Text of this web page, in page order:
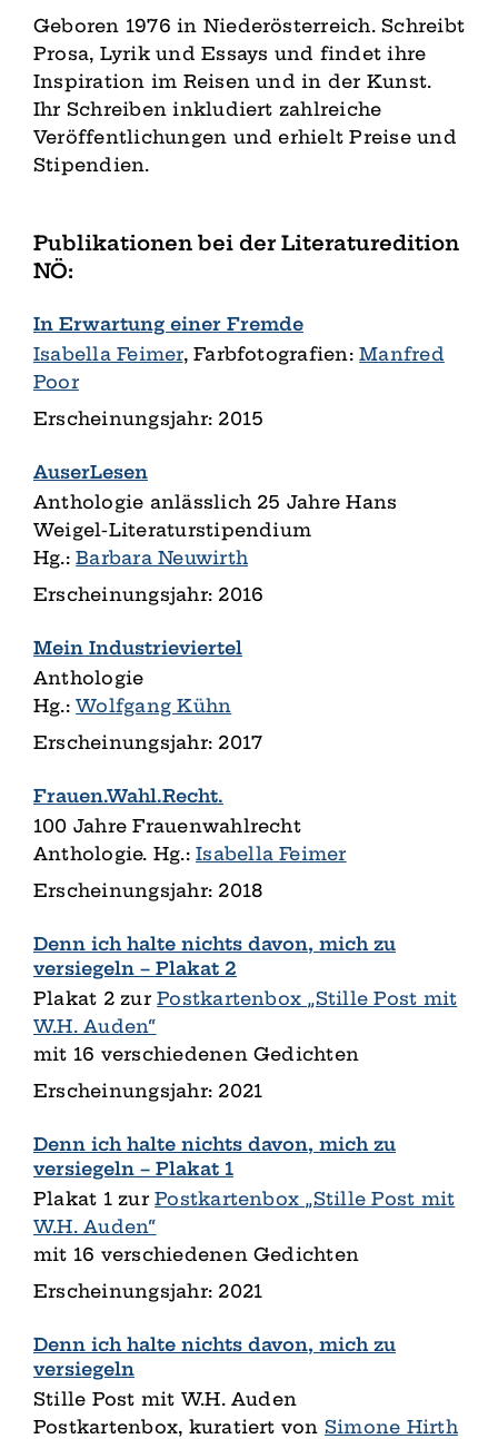
Geboren 1976 in Niederösterreich. Schreibt
Prosa, Lyrik und Essays und findet ihre
Inspiration im Reisen und in der Kunst.
Ihr Schreiben inkludiert zahlreiche
Veröffentlichungen und erhielt Preise und
Stipendien.
Publikationen bei der Literaturedition
NÖ:
In Erwartung einer Fremde
Isabella Feimer, Farbfotografien:Manfred
Poor
Erscheinungsjahr: 2015
AuserLesen
Anthologie anlässlich 25 Jahre Hans
Weigel-Literaturstipendium
Hg.:Barbara Neuwirth
Erscheinungsjahr: 2016
Mein Industrieviertel
Anthologie
Hg.:Wolfgang Kühn
Erscheinungsjahr: 2017
Frauen.Wahl.Recht.
100 Jahre Frauenwahlrecht
Anthologie. Hg.:Isabella Feimer
Erscheinungsjahr: 2018
Denn ich halte nichts davon, mich zu
versiegeln – Plakat 2
Plakat 2 zurPostkartenbox „Stille Post mit
W.H. Auden“
mit 16 verschiedenen Gedichten
Erscheinungsjahr: 2021
Denn ich halte nichts davon, mich zu
versiegeln – Plakat 1
Plakat 1 zurPostkartenbox „Stille Post mit
W.H. Auden“
mit 16 verschiedenen Gedichten
Erscheinungsjahr: 2021
Denn ich halte nichts davon, mich zu
versiegeln
Stille Post mit W.H. Auden
Postkartenbox, kuratiert von Simone Hirth